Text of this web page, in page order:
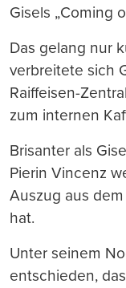
Gisels „Coming
Das gelang nur
verbreitete sich
Raiffeisen-
zum internen
Brisanter als
Pierin Vincenz
Auszug aus
hat.
Unter seinem
entschieden,